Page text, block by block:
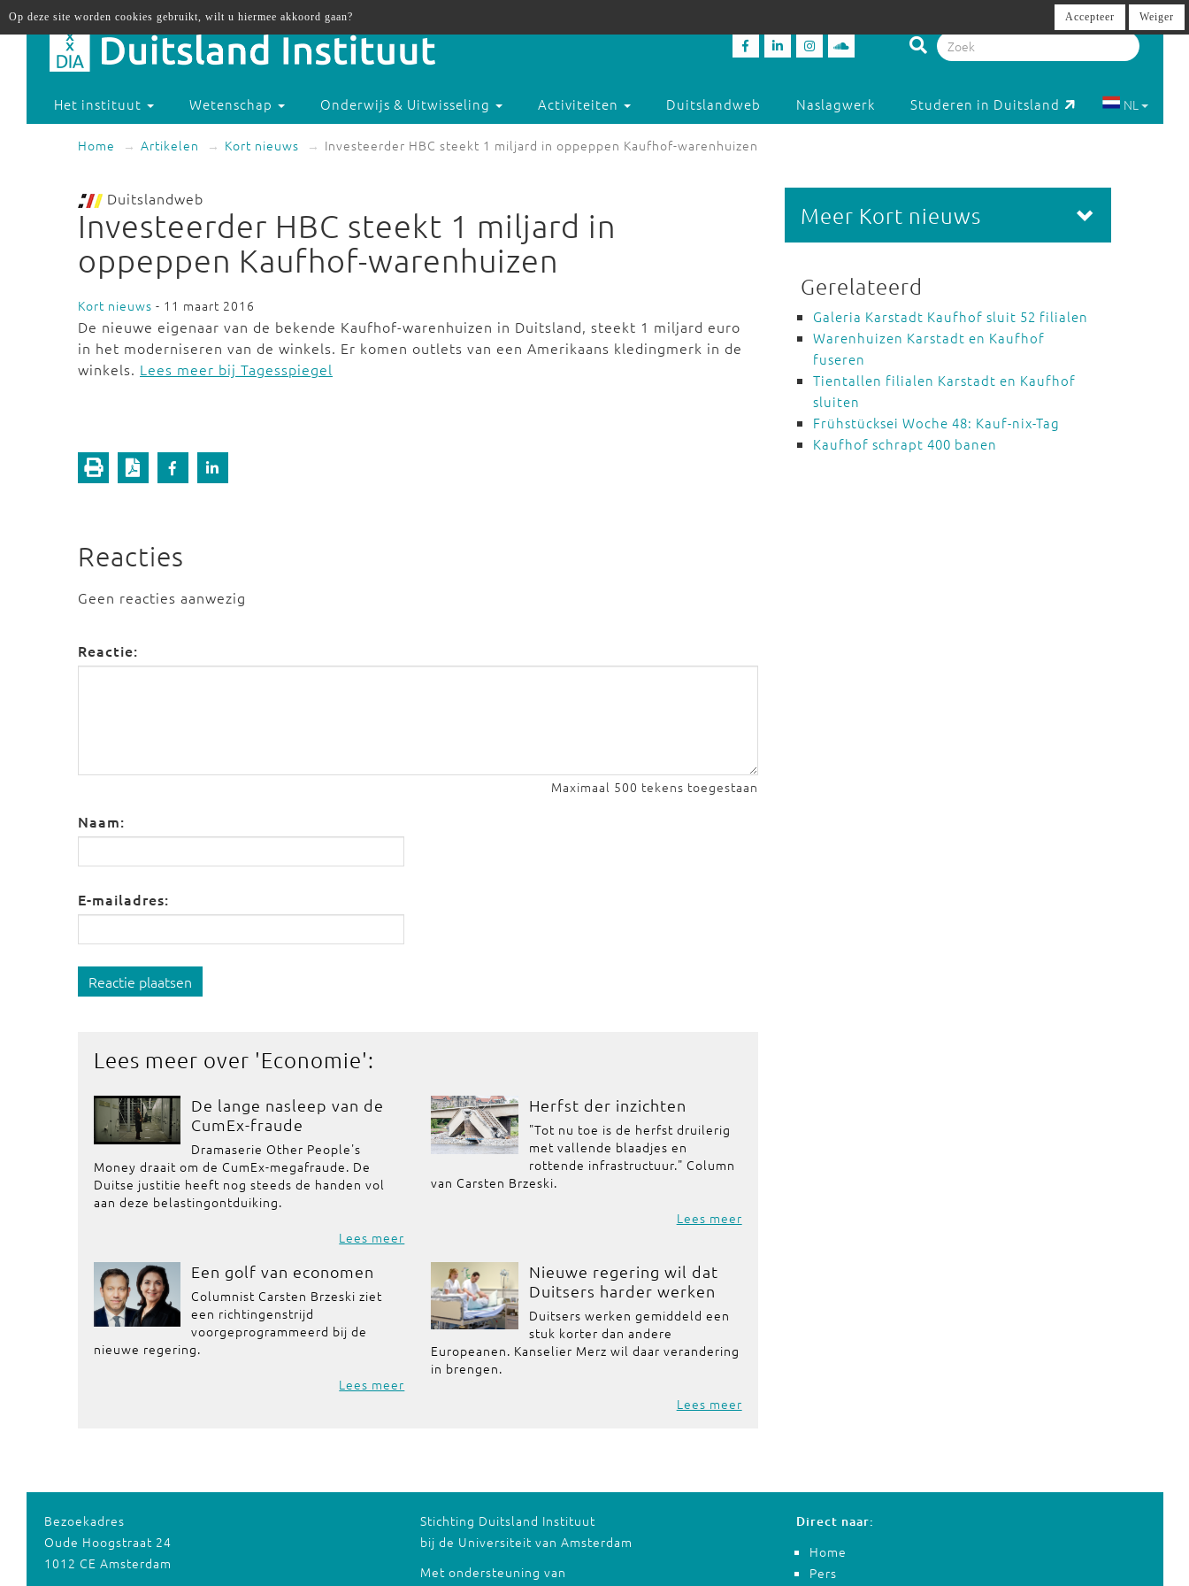
Het instituut Wetenschap Onderwijs & Uitwisseling Activiteiten Duitslandweb Naslagwerk Studeren in Duitsland NL
Home Artikelen Kort nieuws Investeerder HBC steekt 1 miljard in oppeppen Kaufhof-warenhuizen
Duitslandweb
Investeerder HBC steekt 1 miljard in
oppeppen Kaufhof-warenhuizen
Kort nieuws - 11 maart 2016
De nieuwe eigenaar van de bekende Kaufhof-warenhuizen in Duitsland, steekt 1 miljard euro
in het moderniseren van de winkels. Er komen outlets van een Amerikaans kledingmerk in de
winkels. Lees meer bij Tagesspiegel
Reacties
Geen reacties aanwezig
Reactie:
Maximaal 500 tekens toegestaan
Naam:
E-mailadres:
Reactie plaatsen
Lees meer over 'Economie':
De lange nasleep van de
CumEx-fraude
Dramaserie Other People's
Money draait om de CumEx-megafraude. De
Duitse justitie heeft nog steeds de handen vol
aan deze belastingontduiking.
Lees meer
Herfst der inzichten
"Tot nu toe is de herfst druilerig
met vallende blaadjes en
rottende infrastructuur." Column
van Carsten Brzeski.
Lees meer
Een golf van economen
Columnist Carsten Brzeski ziet
een richtingenstrijd
voorgeprogrammeerd bij de
nieuwe regering.
Lees meer
Nieuwe regering wil dat
Duitsers harder werken
Duitsers werken gemiddeld een
stuk korter dan andere
Europeanen. Kanselier Merz wil daar verandering
in brengen.
Lees meer
Meer Kort nieuws
Gerelateerd
Galeria Karstadt Kaufhof sluit 52 filialen
Warenhuizen Karstadt en Kaufhof
fuseren
Tientallen filialen Karstadt en Kaufhof
sluiten
Frühstücksei Woche 48: Kauf-nix-Tag
Kaufhof schrapt 400 banen
Bezoekadres
Oude Hoogstraat 24
1012 CE Amsterdam
Stichting Duitsland Instituut
bij de Universiteit van Amsterdam
Met ondersteuning van
Direct naar:
Home
Pers
Op deze site worden cookies gebruikt, wilt u hiermee akkoord gaan? Accepteer Weiger